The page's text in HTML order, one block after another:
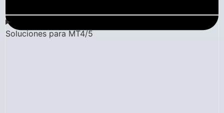
Soluciones para MT4/5